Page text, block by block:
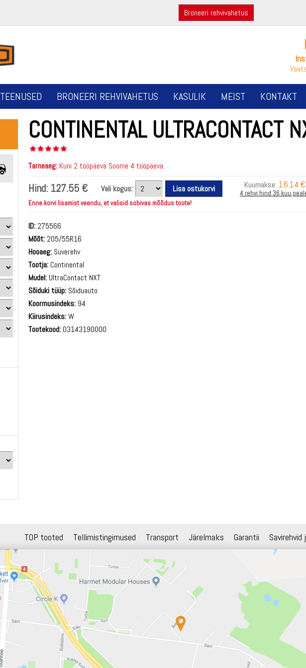
Broneeri rehvivahetus
TEENUSED BRONEERI REHVIVAHETUS KASULIK MEIST KONTAKT
CONTINENTAL ULTRACONTACT
Tarneaeg: Kuni 2 tööpäeva Soome 4 tööpäeva.
Hind: 127.55 € Vali kogus: Kuumakse: 16.14 €
4 rehvi hind 36 kuu
Enne korvi lisamist veendu, et valisid sobivas mõõdus toote!
ID: 275566
Mõõt: 205/55R16
Hooaeg: Suverehv
Tootja: Continental
Mudel: UltraContact NXT
Sõiduki tüüp: Sõiduauto
Koormusindeks: 94
Kiirusindeks:W
Tootekood: 03143190000
TOP tooted Tellimistingimused Transport Järelmaks Garantii